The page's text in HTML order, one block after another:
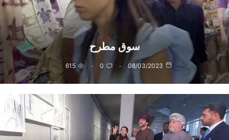
سوق مطرح
08/03/2023
0
615